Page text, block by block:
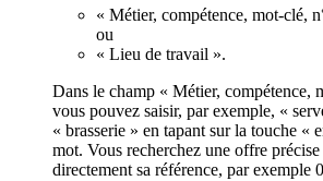
« Métier, compétence, mot-clé,
ou
« Lieu de travail ».
Dans le champ « Métier, compétence,
vous pouvez saisir, par exemple, «
« brasserie » en tapant sur la touche «
mot. Vous recherchez une offre précise
directement sa référence, par exemple